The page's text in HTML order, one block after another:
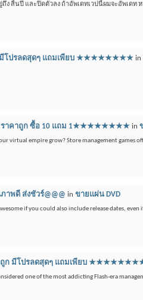
ง สิ้นปี และปิดตัวลง ถ้าอัพเดทเวปนี้ผมจะอัพเดท
โปรลดสุดๆ แถมเพียบ ★★★★★★★★ in
ราคาถูก ซื้อ 10 แถม 1★★★★★★★★ in
virtual empire grow? Store management games
าพดี ส่งชัวร์@@@ in ขายแผ่น DVD
if you could also include release dates, even
ก มีโปรลดสุดๆ แถมเพียบ
one of the most addicting Flash-era